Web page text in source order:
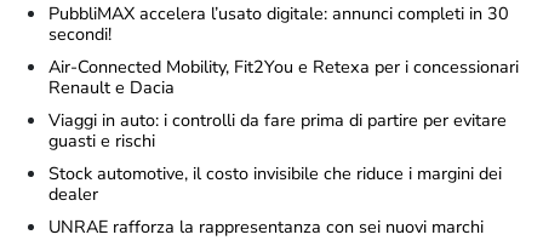
PubbliMAX accelera l’usato digitale: annunci completi in 30
secondi!
Air-Connected Mobility, Fit2You e Retexa per i concessionari
Renault e Dacia
Viaggi in auto: i controlli da fare prima di partire per evitare
guasti e rischi
Stock automotive, il costo invisibile che riduce i margini dei
dealer
UNRAE rafforza la rappresentanza con sei nuovi marchi